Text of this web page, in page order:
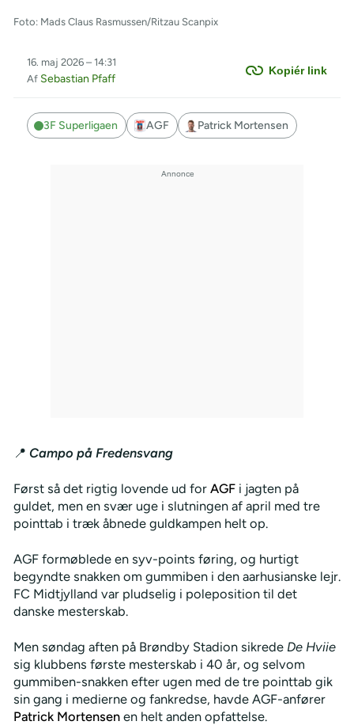
Foto: Mads Claus Rasmussen/Ritzau Scanpix
Kopiér link
16. maj 2026 – 14:31
Af Sebastian Pfaff
3F Superligaen AGF Patrick Mortensen
📍 Campo på Fredensvang
Først så det rigtig lovende ud for AGFi jagten på
guldet, men en svær uge i slutningen af april med tre
pointtab i træk åbnede guldkampen helt op.
AGF formøblede en syv-points føring, og hurtigt
begyndte snakken om gummiben i den aarhusianske lejr.
FC Midtjylland var pludselig i poleposition til det
danske mesterskab.
Men søndag aften på Brøndby Stadion sikrede De Hviie
sig klubbens første mesterskab i 40 år, og selvom
gummiben-snakken efter ugen med de tre pointtab gik
sin gang i medierne og fankredse, havde AGF-anfører
Patrick Mortensenen helt anden opfattelse.